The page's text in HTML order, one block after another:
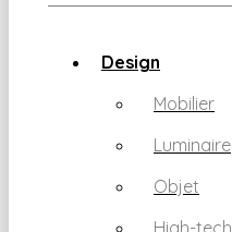
Design
Mobilier
Luminaire
Objet
High-tech